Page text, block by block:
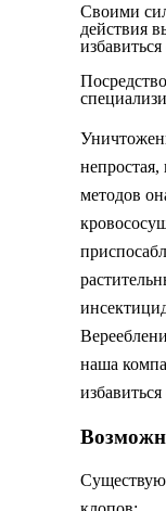
Своими
действия
методов
наша